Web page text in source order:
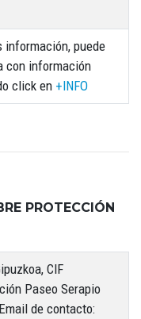
información, puede
con información
click en +INFO
PROTECCIÓN
CIF
Paseo Serapio
de contacto: